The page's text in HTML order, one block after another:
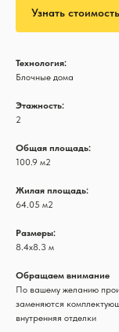
Узнать стоимость
Технология:
Блочные дома
Этажность:
2
Общая площадь:
100.9 м2
Жилая площадь:
64.05 м2
Размеры:
8.4х8.3 м
Обращаем внимание
По вашему желанию
заменяются
внутренняя отделки